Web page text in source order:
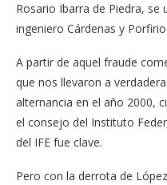
Rosario Ibarra de Piedra, se
ingeniero Cárdenas y
A partir de aquel fraude
que nos llevaron a
alternancia en el año 2000,
el consejo del Instituto
del IFE fue clave.
Pero con la derrota de